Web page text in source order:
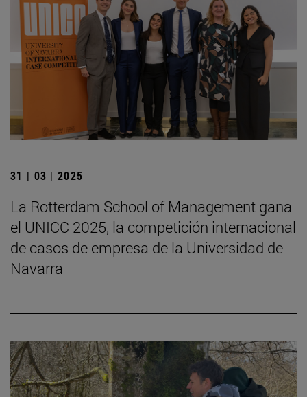
31 | 03 | 2025
La Rotterdam School of Management gana
el UNICC 2025, la competición internacional
de casos de empresa de la Universidad de
Navarra